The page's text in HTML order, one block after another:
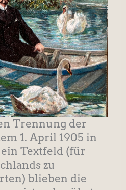
Trennung der
1. April 1905 in
Textfeld (für
zu
blieben die